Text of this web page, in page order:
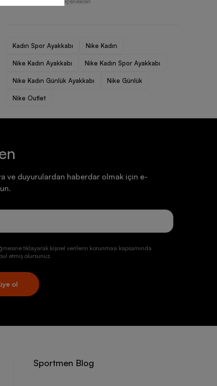
Ayakkabı
Kadın Spor Ayakkabı Nike Kadın
Nike Kadın Ayakkabı Nike Kadın Spor Ayakkabı
Nike Kadın Günlük Ayakkabı Nike Günlük
Nike Outlet
ve duyurulardan haberdar olmak için e-
tıklayarak kişisel verilerin korunması kapsamında
etmiş olursunuz.
ol
Sportmen Blog